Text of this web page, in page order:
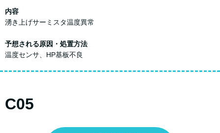
内容
湧き上げサーミスタ温度異常
予想される原因・処置方法
温度センサ、HP基板不良
C05